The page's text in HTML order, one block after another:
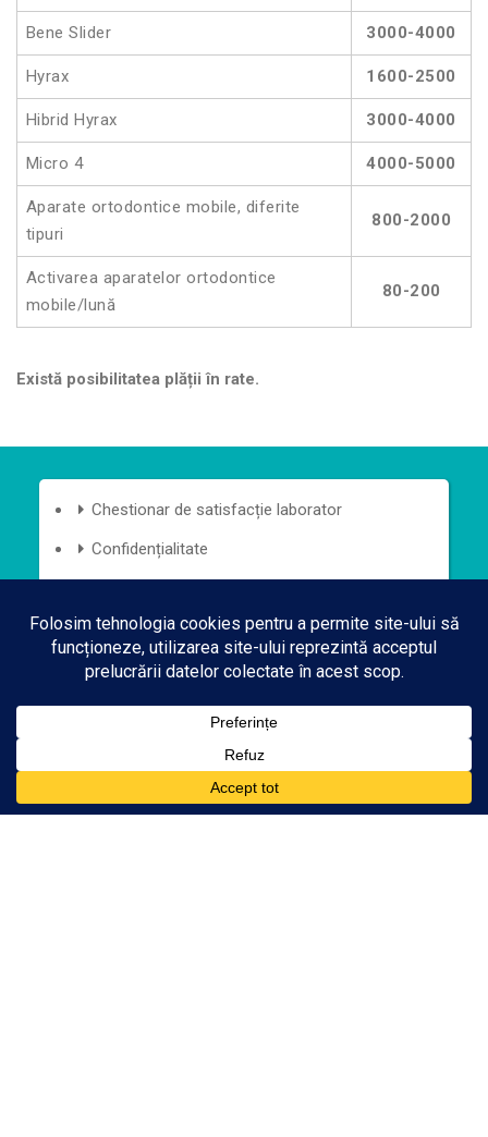
Bene Slider 3000-4000
Hyrax 1600-2500
Hibrid Hyrax 3000-4000
Micro 4 4000-5000
Aparate ortodontice mobile, diferite
tipuri
800-2000
Activarea aparatelor ortodontice
mobile/lună
80-200
Există posibilitatea plății în rate.
Chestionar de satisfacție laborator
Confidențialitate
Termeni și condiții
Programări
Rezultate Online